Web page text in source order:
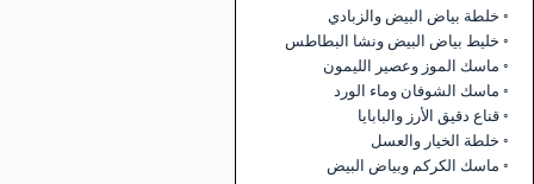
خلطة بياض البيض والزبادي
خليط بياض البيض ونشا البطاطس
ماسك الموز وعصير الليمون
ماسك الشوفان وماء الورد
قناع دقيق الأرز والبابايا
خلطة الخيار والعسل
ماسك الكركم وبياض البيض